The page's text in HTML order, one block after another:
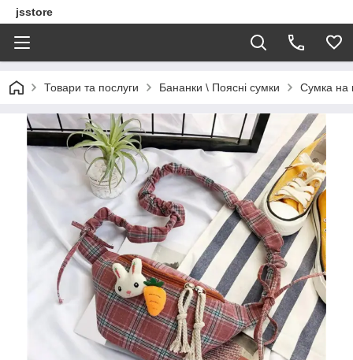
jsstore
Товари та послуги Бананки \ Поясні сумки Сумка на